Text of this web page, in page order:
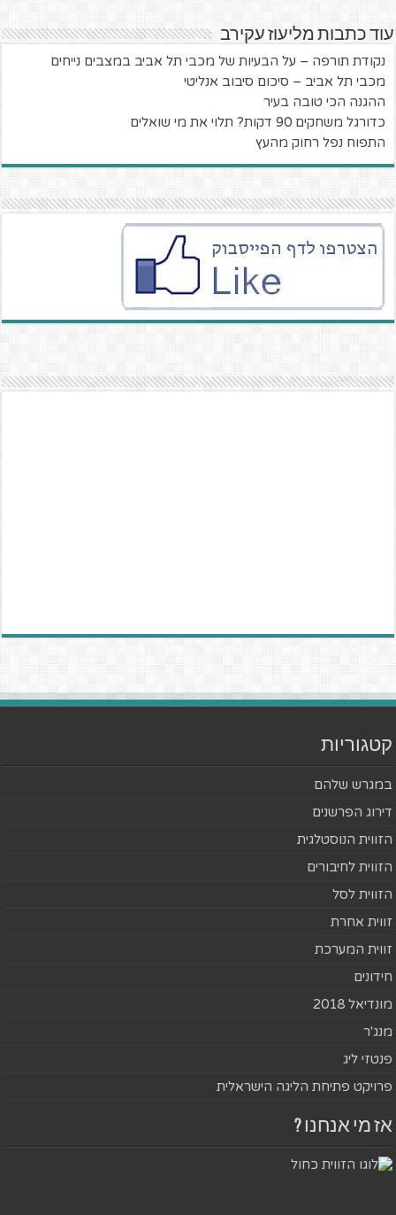
עוד כתבות מליעוז עקירב
נקודת תורפה – על הבעיות של מכבי תל אביב במצבים נייחים
מכבי תל אביב – סיכום סיבוב אנליטי
ההגנה הכי טובה בעיר
כדורגל משחקים 90 דקות? תלוי את מי שואלים
התפוח נפל רחוק מהעץ
קטגוריות
במגרש שלהם
דירוג הפרשנים
הזווית הנוסטלגית
הזווית לחיבורים
הזווית לסל
זווית אחרת
זווית המערכת
חידונים
מונדיאל 2018
מנג'ר
פנטזי ליג
פרויקט פתיחת הליגה הישראלית
אז מי אנחנו ?